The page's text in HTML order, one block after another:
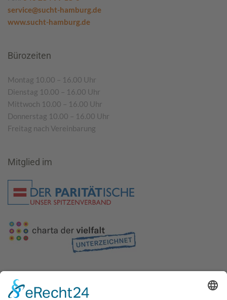
service@sucht-hamburg.de
www.sucht-hamburg.de
Bürozeiten
Montag 10.00 – 16.00 Uhr
Dienstag 10.00 – 16.00 Uhr
Mittwoch 10.00 – 16.00 Uhr
Donnerstag 10.00 – 16.00 Uhr
Freitag nach Vereinbarung
Mitglied im